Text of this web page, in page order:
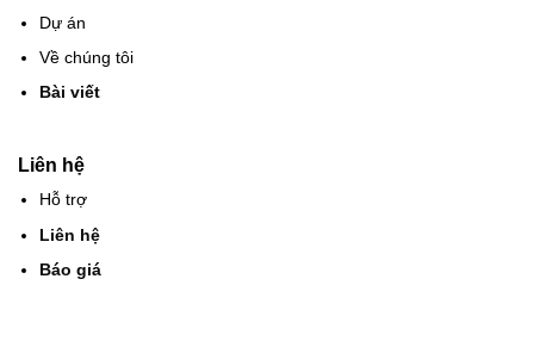
Dự án
Về chúng tôi
Bài viết
Liên hệ
Hỗ trợ
Liên hệ
Báo giá